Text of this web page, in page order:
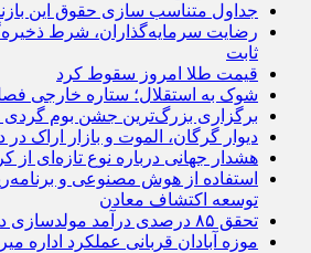
جداول متناسب سازی حقوق این
رضایت سرمایه‌گذاران، شرط
ثابت
قیمت طلا امروز سقوط کرد
شوک به استقلال؛ ستاره خارجی
برگزاری بزرگ‌ترین جشن بوم گردی‌ در
دیوار گرگان، الموت و بازار اراک
هشدار جهانی درباره نوع تازه‌ای از
استفاده از هوش مصنوعی و
توسعه اکتشاف معادن
تحقق ۸۵ درصدی درآمد مولدسازی در بودجه سال ۱۴۰۳
موزه آبادان قربانی عملکرد اداره